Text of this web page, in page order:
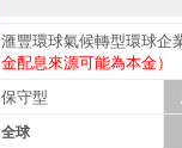
滙豐環球氣候轉型環球企
金配息來源可能為本金）
保守型
全球